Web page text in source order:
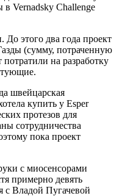
Vernadsky Challenge
До этого два года проект
(сумму, потраченную
на разработку
швейцарская
купить у Esper
протезов для
сотрудничества
пока проект
с миосенсорами
примерно девять
с Владой Пугачевой